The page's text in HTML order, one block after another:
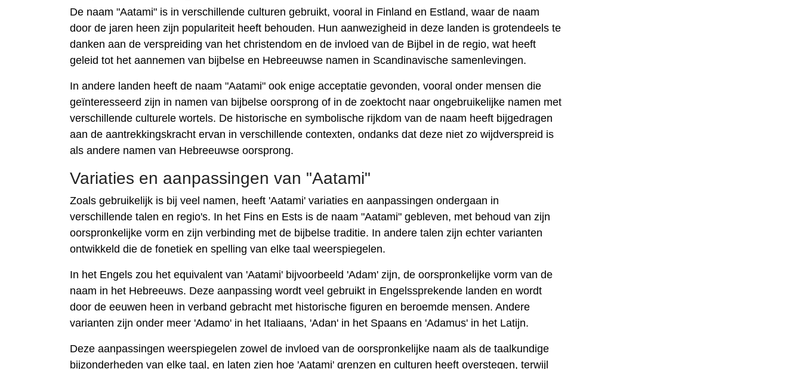
De naam "Aatami" is in verschillende culturen gebruikt, vooral in Finland en Estland, waar de naam
door de jaren heen zijn populariteit heeft behouden. Hun aanwezigheid in deze landen is grotendeels te
danken aan de verspreiding van het christendom en de invloed van de Bijbel in de regio, wat heeft
geleid tot het aannemen van bijbelse en Hebreeuwse namen in Scandinavische samenlevingen.
In andere landen heeft de naam "Aatami" ook enige acceptatie gevonden, vooral onder mensen die
geïnteresseerd zijn in namen van bijbelse oorsprong of in de zoektocht naar ongebruikelijke namen met
verschillende culturele wortels. De historische en symbolische rijkdom van de naam heeft bijgedragen
aan de aantrekkingskracht ervan in verschillende contexten, ondanks dat deze niet zo wijdverspreid is
als andere namen van Hebreeuwse oorsprong.
Variaties en aanpassingen van "Aatami"
Zoals gebruikelijk is bij veel namen, heeft 'Aatami' variaties en aanpassingen ondergaan in
verschillende talen en regio's. In het Fins en Ests is de naam "Aatami" gebleven, met behoud van zijn
oorspronkelijke vorm en zijn verbinding met de bijbelse traditie. In andere talen zijn echter varianten
ontwikkeld die de fonetiek en spelling van elke taal weerspiegelen.
In het Engels zou het equivalent van 'Aatami' bijvoorbeeld 'Adam' zijn, de oorspronkelijke vorm van de
naam in het Hebreeuws. Deze aanpassing wordt veel gebruikt in Engelssprekende landen en wordt
door de eeuwen heen in verband gebracht met historische figuren en beroemde mensen. Andere
varianten zijn onder meer 'Adamo' in het Italiaans, 'Adan' in het Spaans en 'Adamus' in het Latijn.
Deze aanpassingen weerspiegelen zowel de invloed van de oorspronkelijke naam als de taalkundige
bijzonderheden van elke taal, en laten zien hoe 'Aatami' grenzen en culturen heeft overstegen, terwijl